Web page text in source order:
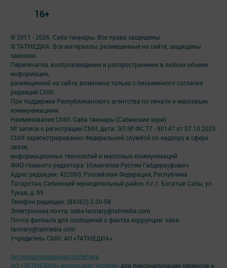
© 2011 - 2026. Саба таңнары. Все права защищены.
© ТАТМЕДИА. Все материалы, размещенные на сайте, защищены
законом.
Перепечатка, воспроизведение и распространение в любом объеме
информации,
размещенной на сайте, возможна только с письменного согласия
редакций СМИ.
При поддержке Республиканского агентства по печати и массовым
коммуникациям.
Наименование СМИ: Саба таннары (Сабинские зори)
№ записи о регистрации СМИ, дата: ЭЛ № ФС 77 - 90147 от 07.10.2025
СМИ зарегистрированно Федеральной службой по надзору в сфере
связи,
информационных технологий и массовых коммуникаций
ФИО главного редактора: Исмагилов Рустем Габдерауфович
Адрес редакции: 422060, Российская Федерация, Республика
Татарстан, Сабинский муниципальный район, п.г.т. Богатые Сабы, ул.
Тукая, д. 95
Телефон редакции: (84362) 2-30-58
Электронная почта: saba-tannary@tatmedia.com
Почта филиала для сообщений о фактах коррупции: saba-
tannary@tatmedia.com
Учредитель СМИ: АО «ТАТМЕДИА»
Антикоррупционная политика
АО «ТАТМЕДИА» использует «cookie» для персонализации сервисов и
16+